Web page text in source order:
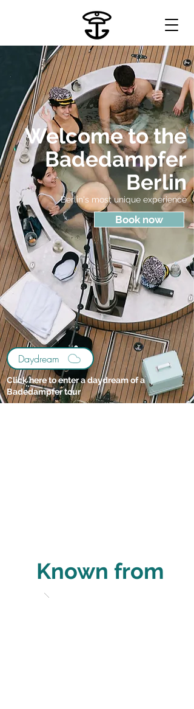
Welcome to the
Badedampfer
Berlin
Berlin's most unique experience
Book now
Daydream
Click here to enter a daydream of a
Badedampfer tour
Known from